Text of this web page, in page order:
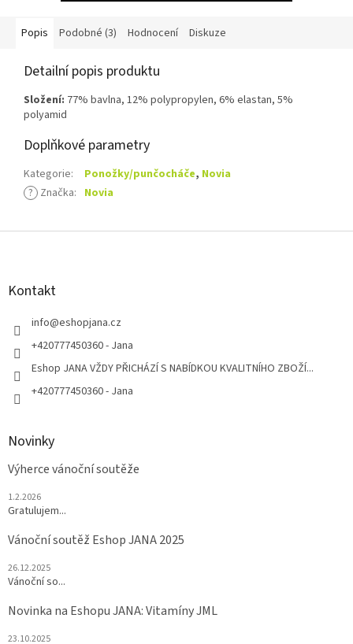
Popis Podobné (3) Hodnocení Diskuze
Detailní popis produktu
Složení: 77% bavlna, 12% polypropylen, 6% elastan, 5%
polyamid
Doplňkové parametry
Kategorie: Ponožky/punčocháče, Novia
? Značka: Novia
Z
Kontakt
info@eshopjana.cz
+420777450360 - Jana
Eshop JANA VŽDY PŘICHÁZÍ S NABÍDKOU KVALITNÍHO ZBOŽÍ...
+420777450360 - Jana
Novinky
Výherce vánoční soutěže
1.2.2026
Gratulujem...
Vánoční soutěž Eshop JANA 2025
26.12.2025
Vánoční so...
Novinka na Eshopu JANA: Vitamíny JML
23.10.2025